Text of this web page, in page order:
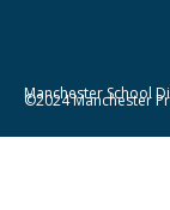
Manchester School
©2024 Manchester